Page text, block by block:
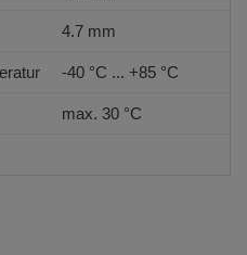
4.7 mm
-40 °C ... +85 °C
max. 30 °C